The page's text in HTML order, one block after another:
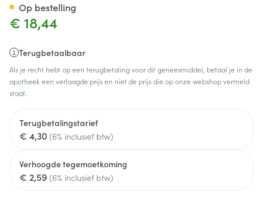
€ 18,44
Terugbetaalbaar
Als je recht hebt op een terugbetaling voor dit geneesmiddel, betaal je in de
apotheek een verlaagde prijs en niet de prijs die op onze webshop vermeld
staat.
Terugbetalingstarief
€ 4,30 (6% inclusief btw)
Verhoogde tegemoetkoming
€ 2,59 (6% inclusief btw)
Op bestelling